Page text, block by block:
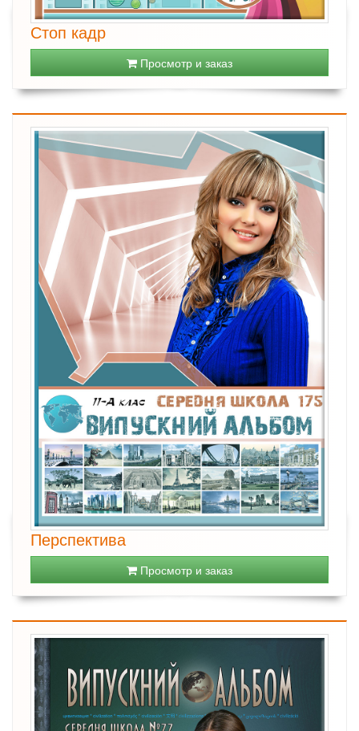
Стоп кадр
Просмотр и заказ
Перспектива
Просмотр и заказ